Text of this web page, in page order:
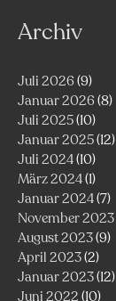
Archiv
Juli 2026(9)
Januar 2026(8)
Juli 2025(10)
Januar 2025(12)
Juli 2024(10)
März 2024(1)
Januar 2024(7)
November 2023
August 2023(9)
April 2023(2)
Januar 2023(12)
Juni 2022 (10)